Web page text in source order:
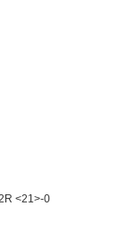
<21>-0